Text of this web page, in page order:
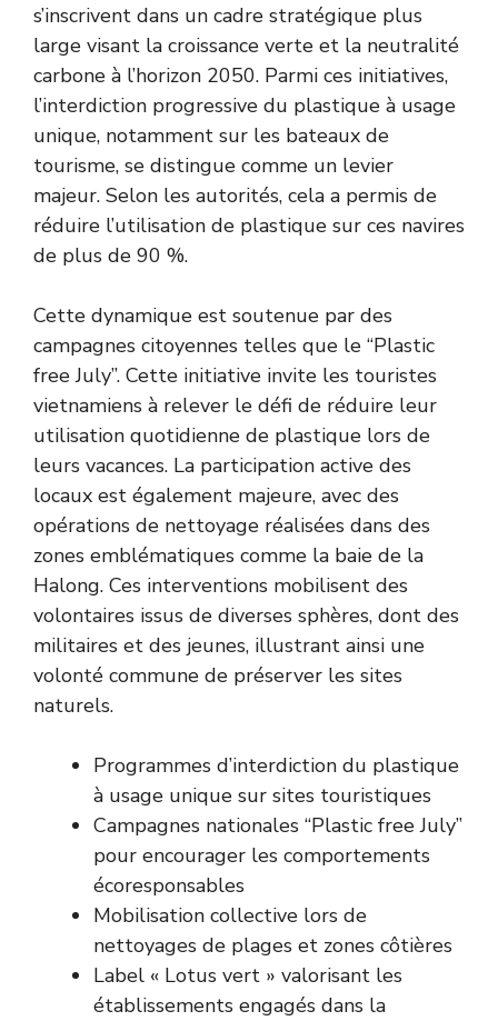
s’inscrivent dans un cadre stratégique plus
large visant la croissance verte et la neutralité
carbone à l’horizon 2050. Parmi ces initiatives,
l’interdiction progressive du plastique à usage
unique, notamment sur les bateaux de
tourisme, se distingue comme un levier
majeur. Selon les autorités, cela a permis de
réduire l’utilisation de plastique sur ces navires
de plus de 90 %.
Cette dynamique est soutenue par des
campagnes citoyennes telles que le “Plastic
free July”. Cette initiative invite les touristes
vietnamiens à relever le défi de réduire leur
utilisation quotidienne de plastique lors de
leurs vacances. La participation active des
locaux est également majeure, avec des
opérations de nettoyage réalisées dans des
zones emblématiques comme la baie de la
Halong. Ces interventions mobilisent des
volontaires issus de diverses sphères, dont des
militaires et des jeunes, illustrant ainsi une
volonté commune de préserver les sites
naturels.
Programmes d’interdiction du plastique
à usage unique sur sites touristiques
Campagnes nationales “Plastic free July”
pour encourager les comportements
écoresponsables
Mobilisation collective lors de
nettoyages de plages et zones côtières
Label « Lotus vert » valorisant les
établissements engagés dans la